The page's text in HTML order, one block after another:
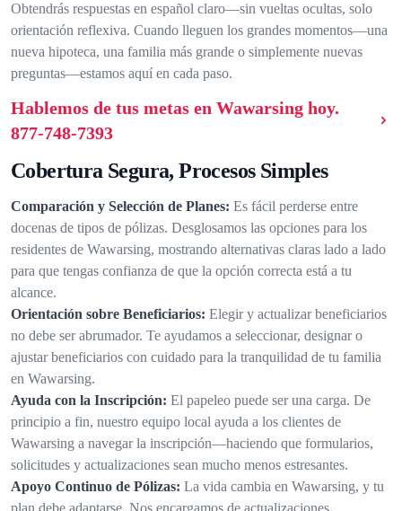
Obtendrás respuestas en español claro—sin vueltas ocultas, solo
orientación reflexiva. Cuando lleguen los grandes momentos—una
nueva hipoteca, una familia más grande o simplemente nuevas
preguntas—estamos aquí en cada paso.
Hablemos de tus metas en Wawarsing hoy.
877-748-7393
Cobertura Segura, Procesos Simples
Comparación y Selección de Planes: Es fácil perderse entre
docenas de tipos de pólizas. Desglosamos las opciones para los
residentes de Wawarsing, mostrando alternativas claras lado a lado
para que tengas confianza de que la opción correcta está a tu
alcance.
Orientación sobre Beneficiarios: Elegir y actualizar beneficiarios
no debe ser abrumador. Te ayudamos a seleccionar, designar o
ajustar beneficiarios con cuidado para la tranquilidad de tu familia
en Wawarsing.
Ayuda con la Inscripción: El papeleo puede ser una carga. De
principio a fin, nuestro equipo local ayuda a los clientes de
Wawarsing a navegar la inscripción—haciendo que formularios,
solicitudes y actualizaciones sean mucho menos estresantes.
Apoyo Continuo de Pólizas: La vida cambia en Wawarsing, y tu
plan debe adaptarse. Nos encargamos de actualizaciones,